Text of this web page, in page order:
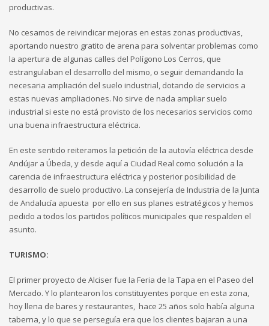
productivas.
No cesamos de reivindicar mejoras en estas zonas productivas,
aportando nuestro gratito de arena para solventar problemas como
la apertura de algunas calles del Polígono Los Cerros, que
estrangulaban el desarrollo del mismo, o seguir demandando la
necesaria ampliación del suelo industrial, dotando de servicios a
estas nuevas ampliaciones. No sirve de nada ampliar suelo
industrial si este no está provisto de los necesarios servicios como
una buena infraestructura eléctrica.
En este sentido reiteramos la petición de la autovía eléctrica desde
Andújar a Úbeda, y desde aquí a Ciudad Real como solución a la
carencia de infraestructura eléctrica y posterior posibilidad de
desarrollo de suelo productivo. La consejería de Industria de la Junta
de Andalucía apuesta por ello en sus planes estratégicos y hemos
pedido a todos los partidos políticos municipales que respalden el
asunto.
TURISMO:
El primer proyecto de Alciser fue la Feria de la Tapa en el Paseo del
Mercado. Y lo plantearon los constituyentes porque en esta zona,
hoy llena de bares y restaurantes, hace 25 años solo había alguna
taberna, y lo que se perseguía era que los clientes bajaran a una